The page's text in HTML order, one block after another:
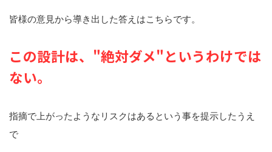
皆様の意見から導き出した答えはこちらです。
この設計は、"絶対ダメ"というわけでは
ない。
指摘で上がったようなリスクはあるという事を提示したうえ
で